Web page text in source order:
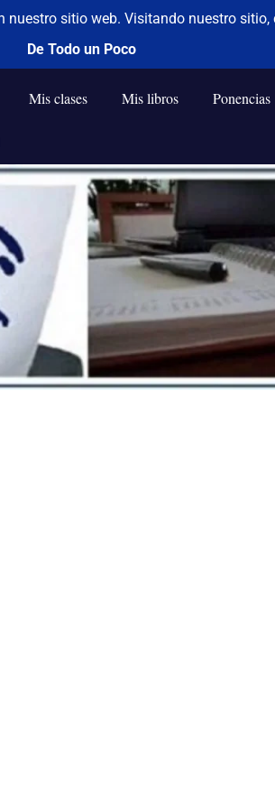
Mis clases Mis libros Ponencias